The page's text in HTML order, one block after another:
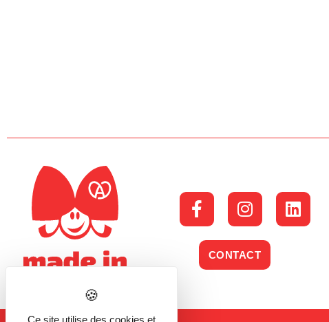
CONTACT
Ce site utilise des cookies et